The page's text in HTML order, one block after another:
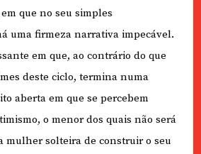
que no seu simples
uma firmeza narrativa impecável.
em que, ao contrário do que
deste ciclo, termina numa
aberta em que se percebem
o menor dos quais não será
mulher solteira de construir o seu